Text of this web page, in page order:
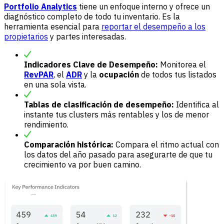
Portfolio Analytics tiene un enfoque interno y ofrece un
diagnóstico completo de todo tu inventario. Es la
herramienta esencial para reportar el desempeño a los
propietarios y partes interesadas.
Indicadores Clave de Desempeño: Monitorea el
RevPAR, el ADR y la ocupación de todos tus listados
en una sola vista.
Tablas de clasificación de desempeño: Identifica al
instante tus clusters más rentables y los de menor
rendimiento.
Comparación histórica: Compara el ritmo actual con
los datos del año pasado para asegurarte de que tu
crecimiento va por buen camino.